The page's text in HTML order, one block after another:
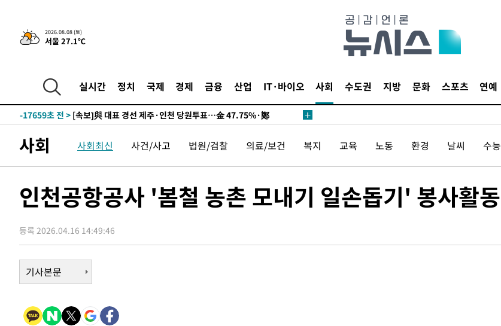
2026.08.08 (토)
서울 27.1℃
실시간 정치 국제 경제 금융 산업 IT·바이오 사회 수도권 지방 문화 스포츠 연예
9시간 전 >[속보]뉴욕증시 상승 마감…S&P 0.6% 나스닥 1.3%↑
-27377초 전 > 이란 "호르무즈 재개방 합의 근접…美 배상 선행돼야"
한민수·김용 순
-18377초 전 >
[속보]김민석, 與 전대 당원투표 누적 득표율 45.42%로 1위… 정
청래 44.56%
-17659초 전 >
42.08%·宋 10.17%
-17193초 전 > 이강인 "아틀레티코 이적 기뻐…등번호 7번 의미보단 팀 위해 뛸
-10902초 전 >
낮 최고 35도 '무더위'…동해안 시간당 30㎜ '강한 비'[내일날씨]
-10172초 전 >[속보]이강인 "감독님이 원하는 마음 느꼈고, 많은 트로피 원해 아
-8923초 전 >온열질환 사망자 3명 늘어…누적 환자 3000명 돌파
17분 전 >백운산서 80년근 천종산삼 9뿌리 발견…감정가 1.3억원
55분 전 >선재도서 해루질 나섰다 실종 60대, 닷새 만에 숨진 채 발견
1시간 전 >남자 농구, 나고야 아시안게임서 '홈팀' 일본과 한일전
1시간 전 >여수 오동도 해상서 모터보트 전복…1명 사망·1명 실종
날씨]
3시간 전 > 축구협회 "압수수색·성접대 논란 사과…쇄신의 기회로 삼겠다"
사회 사회최신 사건/사고 법원/검찰 의료/보건 복지 교육 노동 환경 날씨 수능
인천공항공사 '봄철 농촌 모내기 일손돕기' 봉사활동
등록 2026.04.16 14:49:46
기사본문